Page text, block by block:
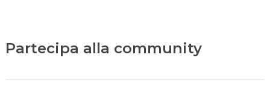
Partecipa alla community